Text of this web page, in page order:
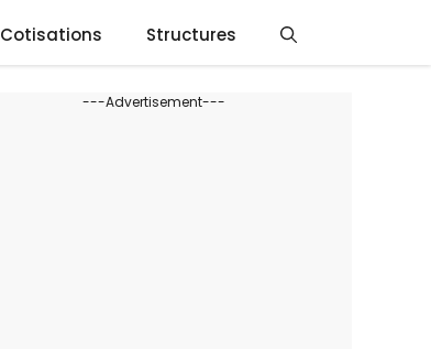
Cotisations Structures
---Advertisement---